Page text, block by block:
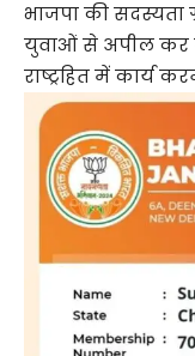
भाजपा की सदस्यता
युवाओं से अपील कर
राष्ट्रहित में कार्य